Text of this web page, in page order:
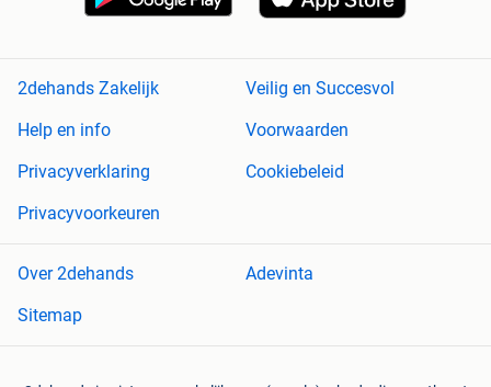
2dehands Zakelijk
Veilig en Succesvol
Help en info
Voorwaarden
Privacyverklaring
Cookiebeleid
Privacyvoorkeuren
Over 2dehands
Adevinta
Sitemap